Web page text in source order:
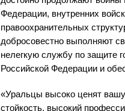
Федерации, внутренних
правоохранительных
добросовестно выполняют
нелегкую службу по защите
Российской Федерации и
«Уральцы высоко ценят
стойкость, высокий